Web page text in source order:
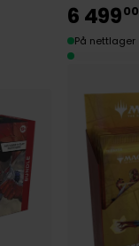
6 49900
På nettlager